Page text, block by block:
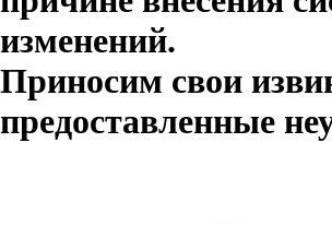
изменений.
Приносим свои
предоставленные